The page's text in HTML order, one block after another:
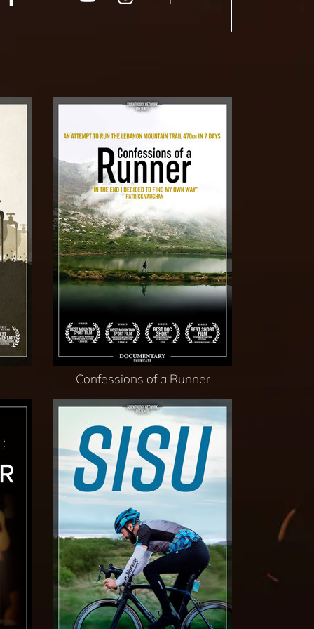
Confessions of a Runner